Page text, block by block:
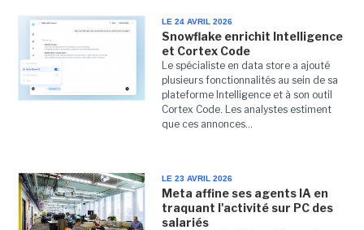
LE 24 AVRIL 2026
Snowflake enrichit Intelligence
et Cortex Code
Le spécialiste en data store a ajouté
plusieurs fonctionnalités au sein de sa
plateforme Intelligence et à son outil
Cortex Code. Les analystes estiment
que ces annonces...
LE 23 AVRIL 2026
Meta affine ses agents IA en
traquant l'activité sur PC des
salariés